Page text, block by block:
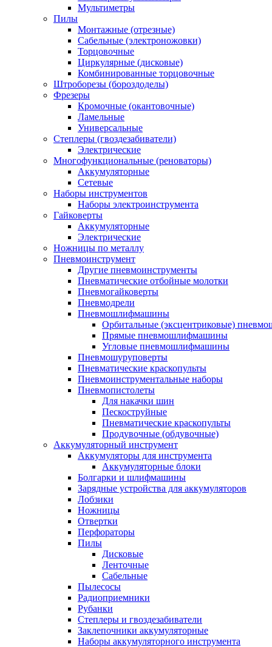
Мультиметры
Пилы
Монтажные (отрезные)
Сабельные (электроножовки)
Торцовочные
Циркулярные (дисковые)
Комбинированные торцовочные
Штроборезы (бороздоделы)
Фрезеры
Кромочные (окантовочные)
Ламельные
Универсальные
Степлеры (гвоздезабиватели)
Электрические
Многофункциональные (реноваторы)
Аккумуляторные
Сетевые
Наборы инструментов
Наборы электроинструмента
Гайковерты
Аккумуляторные
Электрические
Ножницы по металлу
Пневмоинструмент
Другие пневмоинструменты
Пневматические отбойные молотки
Пневмогайковерты
Пневмодрели
Пневмошлифмашины
Орбитальные (эксцентриковые)
Прямые пневмошлифмашины
Угловые пневмошлифмашины
Пневмошуруповерты
Пневматические краскопульты
Пневмоинструментальные наборы
Пневмопистолеты
Для накачки шин
Пескоструйные
Пневматические краскопульты
Продувочные (обдувочные)
Аккумуляторный инструмент
Аккумуляторы для инструмента
Аккумуляторные блоки
Болгарки и шлифмашины
Зарядные устройства для аккумуляторов
Лобзики
Ножницы
Отвертки
Перфораторы
Пилы
Дисковые
Ленточные
Сабельные
Пылесосы
Радиоприемники
Рубанки
Степлеры и гвоздезабиватели
Заклепочники аккумуляторные
Наборы аккумуляторного инструмента